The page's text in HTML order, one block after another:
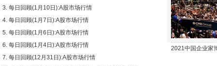
每日回顾(1月10日):A股市场行情
每日回顾(1月7日):A股市场行情
每日回顾(1月6日):A股市场行情
每日回顾(1月4日):A股市场行情
每日回顾(12月31日):A股市场行情
2021中国企业家